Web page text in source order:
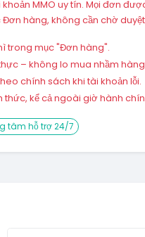
MMO uy tín. Mọi đơn
hàng, không cần chờ
trong mục "Đơn hàng".
– không lo mua nhầm
chính sách khi tài khoản lỗi.
kể cả ngoài giờ hành
tâm hỗ trợ 24/7